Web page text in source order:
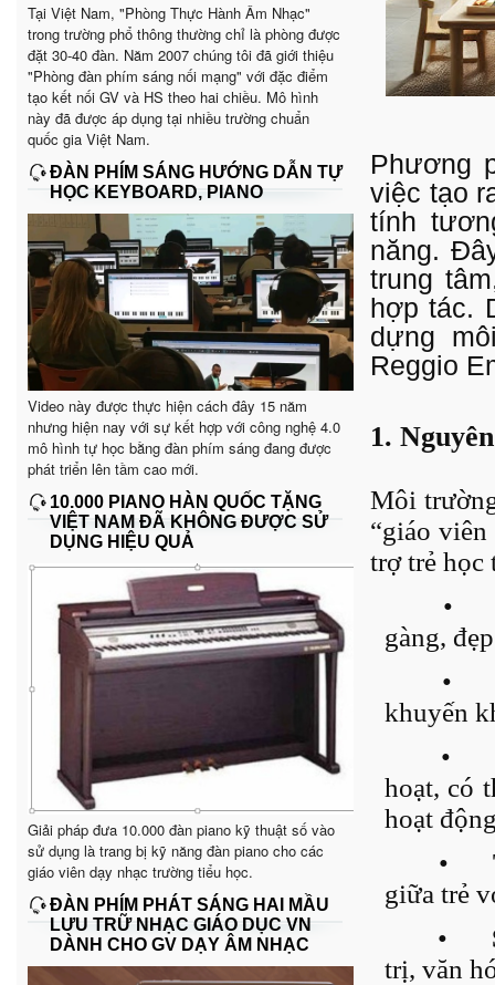
Tại Việt Nam, "Phòng Thực Hành Âm Nhạc"
trong trường phổ thông thường chỉ là phòng được
đặt 30-40 đàn. Năm 2007 chúng tôi đã giới thiệu
"Phòng đàn phím sáng nối mạng" với đặc điểm
tạo kết nối GV và HS theo hai chiều. Mô hình
này đã được áp dụng tại nhiều trường chuẩn
quốc gia Việt Nam.
ĐÀN PHÍM SÁNG HƯỚNG DẪN TỰ
HỌC KEYBOARD, PIANO
Video này được thực hiện cách đây 15 năm
nhưng hiện nay với sự kết hợp với công nghệ 4.0
mô hình tự học bằng đàn phím sáng đang được
phát triển lên tầm cao mới.
10.000 PIANO HÀN QUỐC TẶNG
VIỆT NAM ĐÃ KHÔNG ĐƯỢC SỬ
DỤNG HIỆU QUẢ
Giải pháp đưa 10.000 đàn piano kỹ thuật số vào
sử dụng là trang bị kỹ năng đàn piano cho các
giáo viên dạy nhạc trường tiểu học.
ĐÀN PHÍM PHÁT SÁNG HAI MẦU
LƯU TRỮ NHẠC GIÁO DỤC VN
DÀNH CHO GV DẠY ÂM NHẠC
Phương
việc tạo
tính
năng.
trung
hợp tác.
dựng
Reggio
1.
Môi
“giáo
trợ trẻ học
•
gàng,
•
khuyến
•
hoạt, có
hoạt
•
giữa trẻ
•
trị, văn